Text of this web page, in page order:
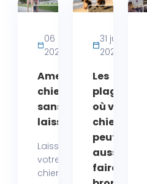
être
chien
06 août
2026
Amende
chien
sans
laisse
Laisser
votre
chien
31 juillet
2026
Les
plages
où votre
chien
peut
aussi se
faire